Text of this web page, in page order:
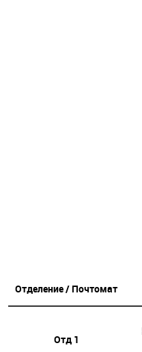
Отделение / Почтомат
Отд 1